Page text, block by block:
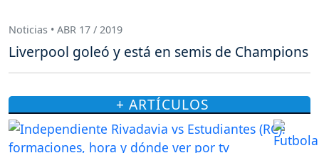
Noticias • ABR 17 / 2019
Liverpool goleó y está en semis de Champions
+ ARTÍCULOS